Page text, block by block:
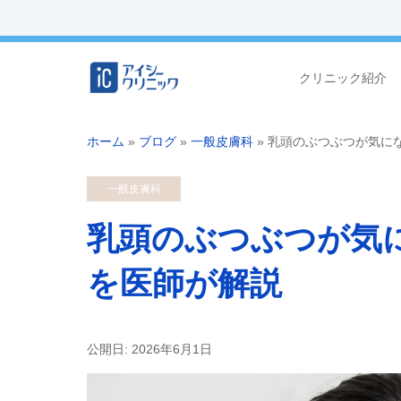
クリニック紹介
ホーム » ブログ » 一般皮膚科 » 乳頭のぶつぶつが気に
一般皮膚科
乳頭のぶつぶつが気
を医師が解説
公開日: 2026年6月1日